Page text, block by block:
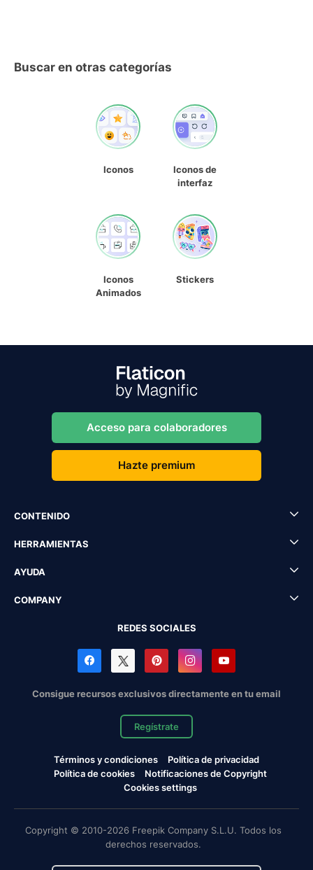
Buscar en otras categorías
Iconos
Iconos de
interfaz
Iconos
Animados
Stickers
Acceso para colaboradores
Hazte premium
CONTENIDO
HERRAMIENTAS
AYUDA
COMPANY
REDES SOCIALES
Consigue recursos exclusivos directamente en tu email
Regístrate
Términos y condiciones
Política de privacidad
Política de cookies
Notificaciones de Copyright
Cookies settings
Copyright © 2010-2026 Freepik Company S.L.U. Todos los
derechos reservados.